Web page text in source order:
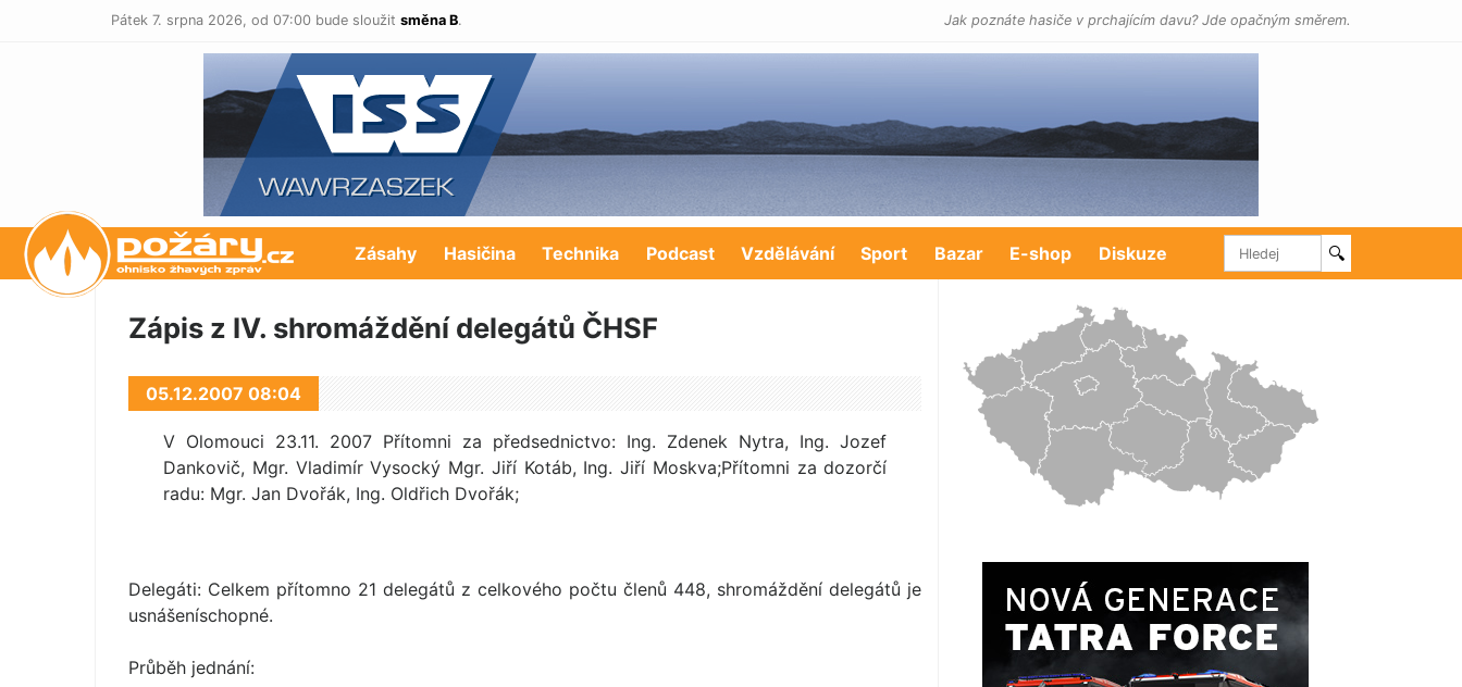
Pátek 7. srpna 2026, od 07:00 bude sloužit směna B. Jak poznáte hasiče v prchajícím davu? Jde opačným směrem.
POŽÁRY.cz Zásahy Hasičina Technika Podcast Vzdělávání Sport Bazar E-shop Diskuze 🔍
Zápis z IV. shromáždění delegátů ČHSF
05.12.2007 08:04
V Olomouci 23.11. 2007 Přítomni za předsednictvo: Ing. Zdenek Nytra, Ing. Jozef
Dankovič, Mgr. Vladimír Vysocký Mgr. Jiří Kotáb, Ing. Jiří Moskva;Přítomni za dozorčí
radu: Mgr. Jan Dvořák, Ing. Oldřich Dvořák;
Delegáti: Celkem přítomno 21 delegátů z celkového počtu členů 448, shromáždění delegátů je
usnášeníschopné.
Průběh jednání: